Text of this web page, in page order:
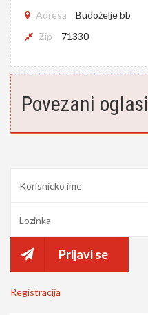
Adresa
Budoželje bb
Zip
71330
Povezani oglasi
Prijavi se
Registracija